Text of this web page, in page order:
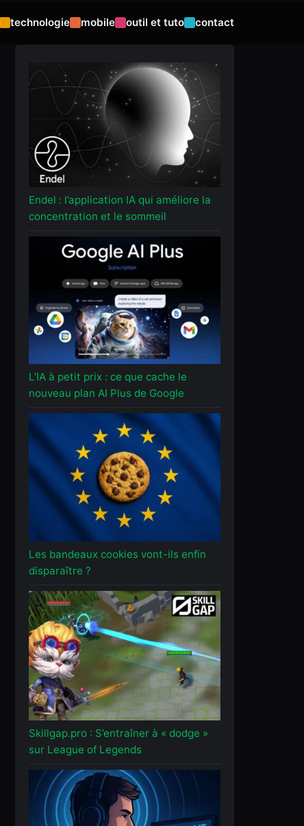
technologie mobile outil et tuto contact
Endel : l’application IA qui améliore la
concentration et le sommeil
L’IA à petit prix : ce que cache le
nouveau plan AI Plus de Google
Les bandeaux cookies vont-ils enfin
disparaître ?
Skillgap.pro : S’entraîner à « dodge »
sur League of Legends